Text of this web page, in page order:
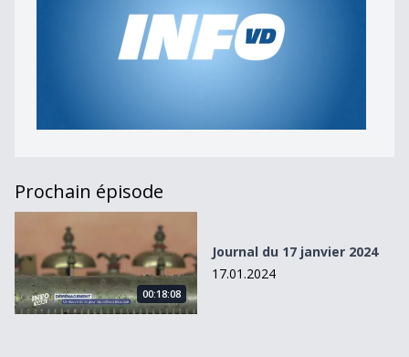
Prochain épisode
Journal du 17 janvier 2024
00:18:08
Journal du 17 janvier 2024
17.01.2024